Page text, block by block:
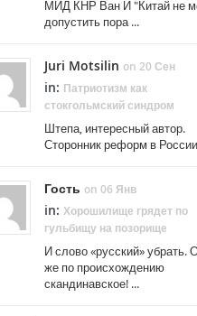
МИД КНР Ван И "Китай не
допустить пора ...
Juri Motsilin on 20 Сен
in: Патриотизм как
стокгольмский синдром
Штепа, интересный автор.
Сторонник реформ в
Гость on 06 Янв
in: Хорошилище грядет по
гульбищу на позорище
И слово «русский» убрать.
же по происхождению
скандинавское! ...